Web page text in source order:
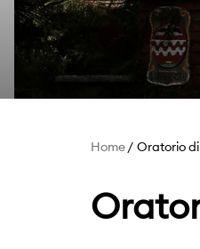
Home Oratorio